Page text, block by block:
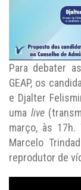
Para debater
GEAP, os
e Djalter
uma live
março, às 17h.
Marcelo
reprodutor de